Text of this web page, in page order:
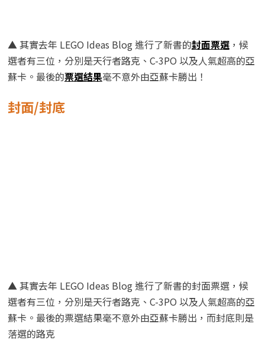
▲ 其實去年 LEGO Ideas Blog 進行了新書的封面票選，候
選者有三位，分別是天行者路克、C-3PO 以及人氣超高的亞
蘇卡。最後的票選結果毫不意外由亞蘇卡勝出！
封面/封底
▲ 其實去年 LEGO Ideas Blog 進行了新書的封面票選，候
選者有三位，分別是天行者路克、C-3PO 以及人氣超高的亞
蘇卡。最後的票選結果毫不意外由亞蘇卡勝出，而封底則是
落選的路克